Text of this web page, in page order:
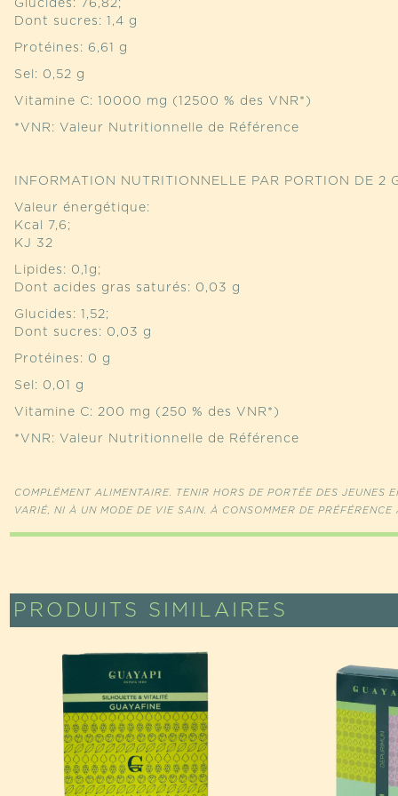
Glucides: 76,82;
Dont sucres: 1,4 g
Protéines: 6,61 g
Sel: 0,52 g
Vitamine C: 10000 mg (12500 % des VNR*)
*VNR: Valeur Nutritionnelle de Référence
INFORMATION NUTRITIONNELLE PAR PORTION DE 2
Valeur énergétique:
Kcal 7,6;
KJ 32
Lipides: 0,1g;
Dont acides gras saturés: 0,03 g
Glucides: 1,52;
Dont sucres: 0,03 g
Protéines: 0 g
Sel: 0,01 g
Vitamine C: 200 mg (250 % des VNR*)
*VNR: Valeur Nutritionnelle de Référence
COMPLÉMENT ALIMENTAIRE. TENIR HORS DE PORTÉE DES JEUNES
VARIÉ, NI À UN MODE DE VIE SAIN. À CONSOMMER DE
PRODUITS SIMILAIRES